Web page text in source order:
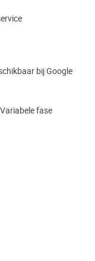
bij Google
fase